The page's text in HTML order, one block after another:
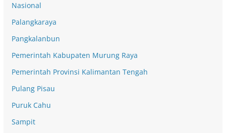
Nasional
Palangkaraya
Pangkalanbun
Pemerintah Kabupaten Murung Raya
Pemerintah Provinsi Kalimantan Tengah
Pulang Pisau
Puruk Cahu
Sampit